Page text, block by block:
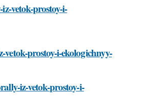
vetok-prostoy-i-
vetok-prostoy-i-ekologichnyy-
iz-vetok-prostoy-i-